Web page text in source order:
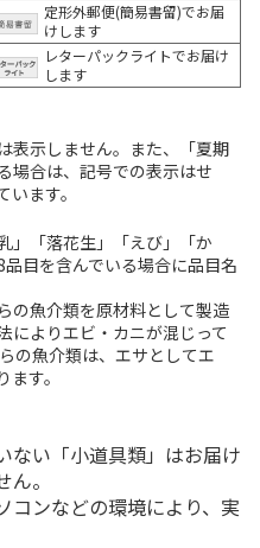
定形外郵便(簡易書留)でお届
けします
レターパックライトでお届け
します
表示しません。また、「夏期
場合は、記号での表示はせ
ます。
」「落花生」「えび」「か
目を含んでいる場合に品目名
の魚介類を原材料として製造
によりエビ・カニが混じって
の魚介類は、エサとしてエ
す。
ない「小道具類」はお届け
。
コンなどの環境により、実